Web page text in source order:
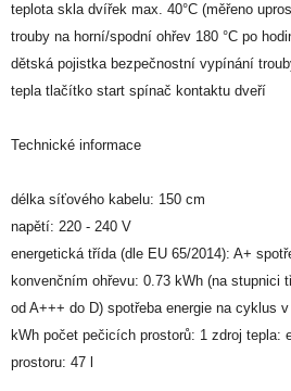
teplota skla dvířek max. 40°C (měřeno
trouby na horní/spodní ohřev 180 °C po
dětská pojistka bezpečnostní vypínání
tepla tlačítko start spínač kontaktu dveří
Technické informace
délka síťového kabelu: 150 cm
napětí: 220 - 240 V
energetická třída (dle EU 65/2014): A+
konvenčním ohřevu: 0.73 kWh (na stupnici
od A+++ do D) spotřeba energie na cyklus
kWh počet pečicích prostorů: 1 zdroj tepla:
prostoru: 47 l